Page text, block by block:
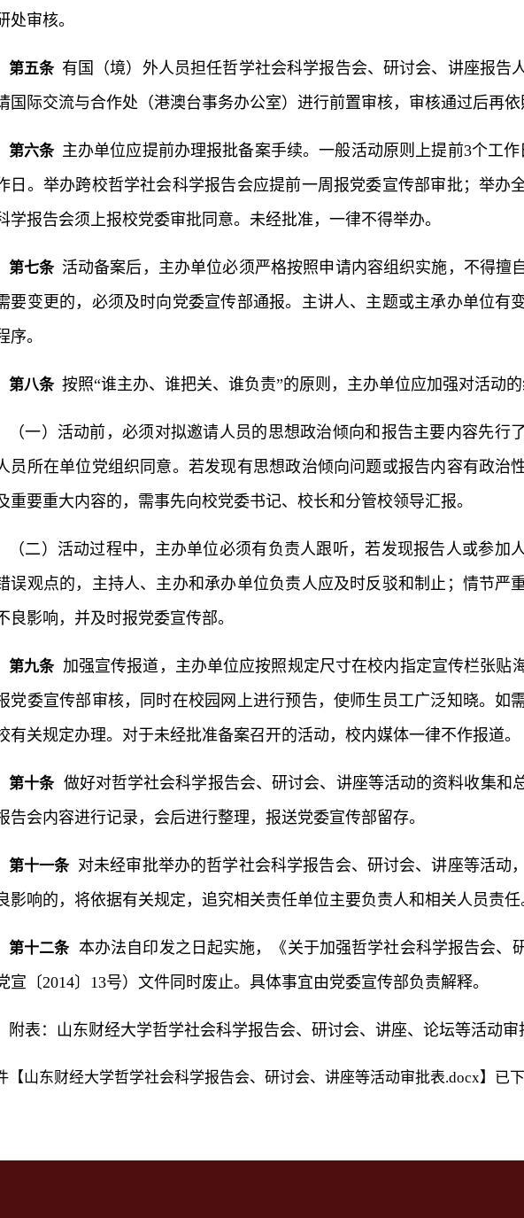
处审核。
第五条 有国（境）外人员担任哲学社会科学报告会、研讨会、讲座报告
国际交流与合作处（港澳台事务办公室）进行前置审核，审核通过后再依
第六条 主办单位应提前办理报批备案手续。一般活动原则上提前3个工
日。举办跨校哲学社会科学报告会应提前一周报党委宣传部审批；举办
学报告会须上报校党委审批同意。未经批准，一律不得举办。
第七条 活动备案后，主办单位必须严格按照申请内容组织实施，不得擅
要变更的，必须及时向党委宣传部通报。主讲人、主题或主承办单位有
序。
第八条 按照“谁主办、谁把关、谁负责”的原则，主办单位应加强对活动的
（一）活动前，必须对拟邀请人员的思想政治倾向和报告主要内容先行
员所在单位党组织同意。若发现有思想政治倾向问题或报告内容有政治
重要重大内容的，需事先向校党委书记、校长和分管校领导汇报。
（二）活动过程中，主办单位必须有负责人跟听，若发现报告人或参加
误观点的，主持人、主办和承办单位负责人应及时反驳和制止；情节严
良影响，并及时报党委宣传部。
第九条 加强宣传报道，主办单位应按照规定尺寸在校内指定宣传栏张贴
党委宣传部审核，同时在校园网上进行预告，使师生员工广泛知晓。如
有关规定办理。对于未经批准备案召开的活动，校内媒体一律不作报道。
第十条做好对哲学社会科学报告会、研讨会、讲座等活动的资料收集和
告会内容进行记录，会后进行整理，报送党委宣传部留存。
第十一条 对未经审批举办的哲学社会科学报告会、研讨会、讲座等活动
影响的，将依据有关规定，追究相关责任单位主要负责人和相关人员责任
第十二条本办法自印发之日起实施，《关于加强哲学社会科学报告会、
宣〔2014〕13号）文件同时废止。具体事宜由党委宣传部负责解释。
附表：山东财经大学哲学社会科学报告会、研讨会、讲座、论坛等活动审
【山东财经大学哲学社会科学报告会、研讨会、讲座等活动审批表.docx】已